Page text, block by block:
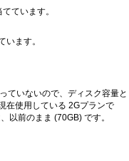
ています。
ます。
ていないので、ディスク容量と
在使用している 2Gプランで
以前のまま (70GB) です。